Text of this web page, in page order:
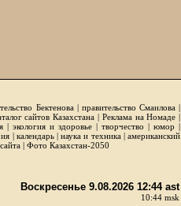
Бектенова| правительство Смаилова|
сайтов Казахстана | Реклама на Номаде |
| экология и здоровье | творчество | юмор |
| календарь|наука и техника|американский
| Фото Казахстан-2050
Воскресенье 9.08.2026 12:44 ast
10:44 msk